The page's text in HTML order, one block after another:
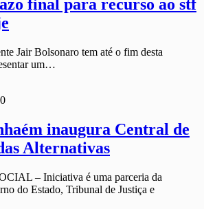
final para recurso ao stf
Jair Bolsonaro tem até o fim desta
um…
0
inaugura Central de
Alternativas
– Iniciativa é uma parceria da
do Estado, Tribunal de Justiça e